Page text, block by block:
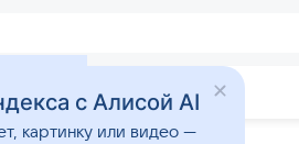
Приметы
с Алисой AI
картинку или видео —